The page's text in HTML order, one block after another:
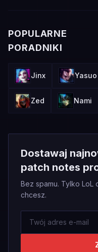
POPULARNE
PORADNIKI
Jinx Yasuo
Zed Nami
Dostawaj
patch notes
Bez spamu. Tylko
chcesz.